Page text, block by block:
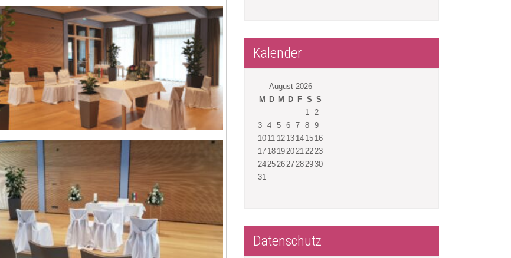
Kalender
August 2026
M D M D F S S
1
2
3 4 5 6 7 8 9
10 11 12 13 14 15 16
17 18 19 20 21 22 23
24 25 26 27 28 2930
31
Datenschutz